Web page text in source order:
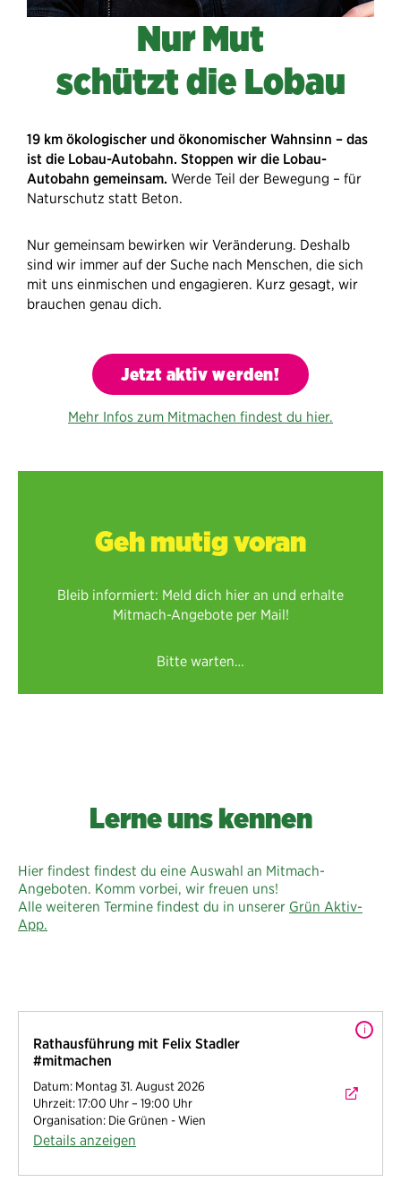
Nur Mut
schützt die Lobau
19 km ökologischer und ökonomischer Wahnsinn – das
ist die Lobau-Autobahn. Stoppen wir die Lobau-
Autobahn gemeinsam. Werde Teil der Bewegung – für
Naturschutz statt Beton.
Nur gemeinsam bewirken wir Veränderung. Deshalb
sind wir immer auf der Suche nach Menschen, die sich
mit uns einmischen und engagieren. Kurz gesagt, wir
brauchen genau dich.
Jetzt aktiv werden!
Mehr Infos zum Mitmachen findest du hier.
Geh mutig voran
Bleib informiert: Meld dich hier an und erhalte
Mitmach-Angebote per Mail!
Bitte warten…
Lerne uns kennen
Hier findest findest du eine Auswahl an Mitmach-
Angeboten. Komm vorbei, wir freuen uns!
Alle weiteren Termine findest du in unserer Grün Aktiv-
App.
Rathausführung mit Felix Stadler
#mitmachen
Datum: Montag 31. August 2026
Uhrzeit: 17:00 Uhr – 19:00 Uhr
Organisation: Die Grünen - Wien
Details anzeigen